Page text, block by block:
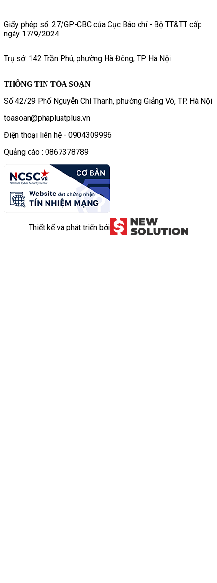
Giấy phép số: 27/GP-CBC của Cục Báo chí - Bộ TT&TT cấp
ngày 17/9/2024
Trụ sở: 142 Trần Phú, phường Hà Đông, TP Hà Nội
THÔNG TIN TÒA SOẠN
Số 42/29 Phố Nguyễn Chí Thanh, phường Giảng Võ, TP. Hà Nội
toasoan@phapluatplus.vn
Điện thoại liên hệ - 0904309996
Quảng cáo : 0867378789
Thiết kế và phát triển bởi